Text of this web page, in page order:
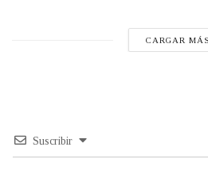
CARGAR MÁS
Suscribir